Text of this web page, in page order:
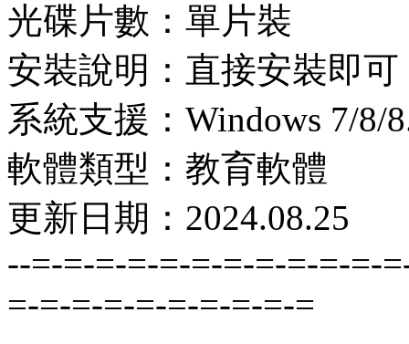
光碟片數：單片裝
安裝說明：直接安裝即可
系統支援：Windows 7/8/
軟體類型：教育軟體
更新日期：2024.08.25
--=-=-=-=-=-=-=-=-=-=-=-
=-=-=-=-=-=-=-=-=-=